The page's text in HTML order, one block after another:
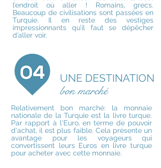
l’endroit où aller ! Romains, grecs.
Beaucoup de civilisations sont passées en
Turquie. Il en reste des vestiges
impressionnants qu’il faut se dépêcher
d’aller voir.
UNE DESTINATION
bon marché
Relativement bon marché: la monnaie
nationale de la Turquie est la livre turque.
Par rapport à l'Euro, en terme de pouvoir
d'achat, il est plus faible. Cela présente un
avantage pour les voyageurs qui
convertissent leurs Euros en livre turque
pour acheter avec cette monnaie.